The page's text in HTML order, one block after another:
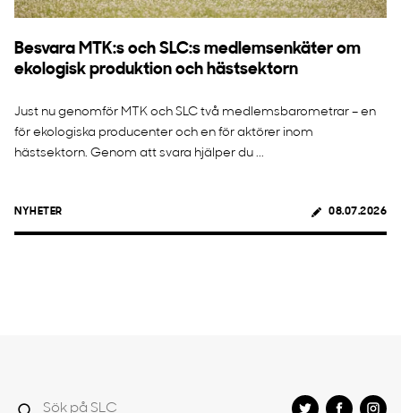
Besvara MTK:s och SLC:s medlemsenkäter om
ekologisk produktion och hästsektorn
Just nu genomför MTK och SLC två medlemsbarometrar – en
för ekologiska producenter och en för aktörer inom
hästsektorn. Genom att svara hjälper du ...
NYHETER 08.07.2026